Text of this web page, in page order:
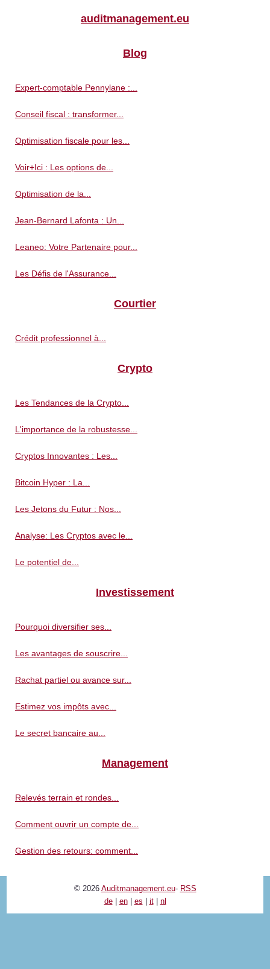
auditmanagement.eu
Blog
Expert-comptable Pennylane :...
Conseil fiscal : transformer...
Optimisation fiscale pour les...
Voir+Ici : Les options de...
Optimisation de la...
Jean-Bernard Lafonta : Un...
Leaneo: Votre Partenaire pour...
Les Défis de l'Assurance...
Courtier
Crédit professionnel à...
Crypto
Les Tendances de la Crypto...
L'importance de la robustesse...
Cryptos Innovantes : Les...
Bitcoin Hyper : La...
Les Jetons du Futur : Nos...
Analyse: Les Cryptos avec le...
Le potentiel de...
Investissement
Pourquoi diversifier ses...
Les avantages de souscrire...
Rachat partiel ou avance sur...
Estimez vos impôts avec...
Le secret bancaire au...
Management
Relevés terrain et rondes...
Comment ouvrir un compte de...
Gestion des retours: comment...
© 2026 Auditmanagement.eu- RSS
de| en| es it| nl